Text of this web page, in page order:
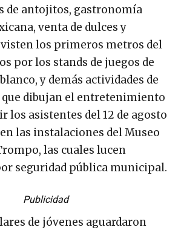
de antojitos, gastronomía
venta de dulces y
los primeros metros del
por los stands de juegos de
y demás actividades de
dibujan el entretenimiento
los asistentes del 12 de agosto
las instalaciones del Museo
las cuales lucen
seguridad pública municipal.
Publicidad
de jóvenes aguardaron